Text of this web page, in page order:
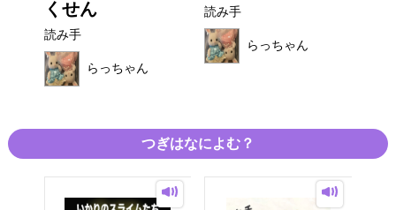
くせん
読み手
らっちゃん
読み手
らっちゃん
つぎはなによむ？